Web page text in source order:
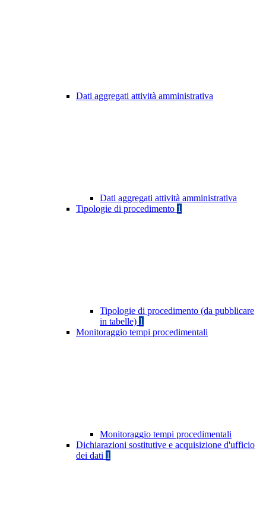
Dati aggregati attività amministrativa
Dati aggregati attività amministrativa
Tipologie di procedimento 1
Tipologie di procedimento (da pubblicare
in tabelle) 1
Monitoraggio tempi procedimentali
Monitoraggio tempi procedimentali
Dichiarazioni sostitutive e acquisizione d'ufficio
dei dati 1